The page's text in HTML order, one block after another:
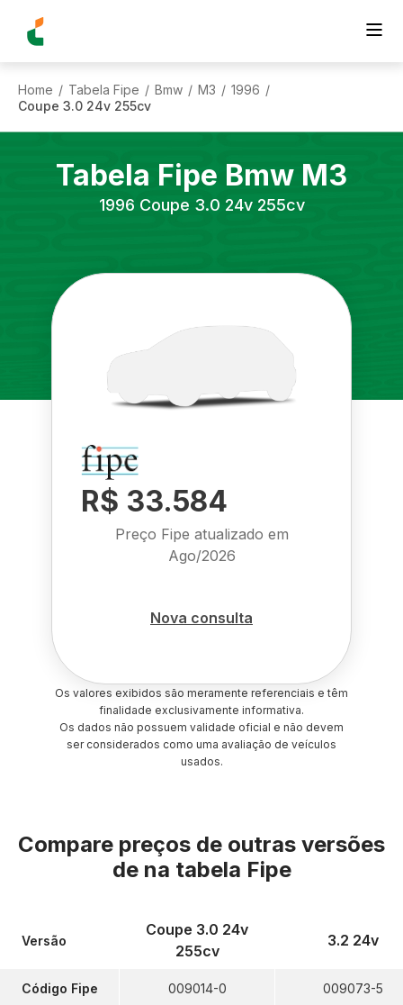
Home / Tabela Fipe / Bmw / M3 / 1996 /
Coupe 3.0 24v 255cv
Tabela Fipe Bmw M3
1996 Coupe 3.0 24v 255cv
R$ 33.584
Preço Fipe atualizado em
Ago/2026
Nova consulta
Os valores exibidos são meramente referenciais e têm
finalidade exclusivamente informativa.
Os dados não possuem validade oficial e não devem
ser considerados como uma avaliação de veículos
usados.
Compare preços de outras versões
de na tabela Fipe
Versão
Código Fipe
Coupe 3.0 24v
255cv
009014-0
3.2 24v
009073-5